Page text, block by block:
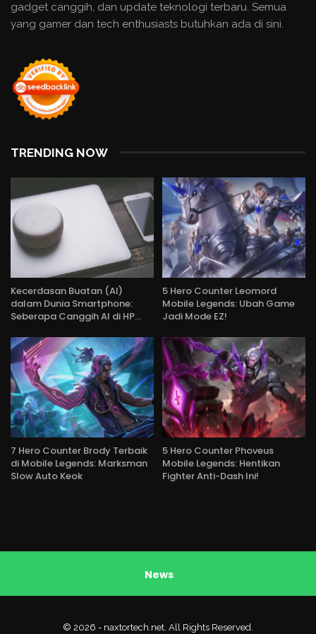
gadget canggih, dan update teknologi terbaru. Semua
yang gamer dan tech enthusiasts butuhkan ada di sini.
TRENDING NOW
Kecerdasan Buatan (AI)
dalam Dunia Smartphone:
Seberapa Canggih AI di HP…
5 Hero Counter Leomord
Mobile Legends: Ubah Game
Jadi Mode EZ!
7 Hero Counter Brody Terbaik
di Mobile Legends: Marksman
Slow Auto Keok
5 Hero Counter Phoveus
Mobile Legends: Hentikan
Fighter Anti-Dash Ini!
News
© 2026 - naxtortech.net. All Rights Reserved.